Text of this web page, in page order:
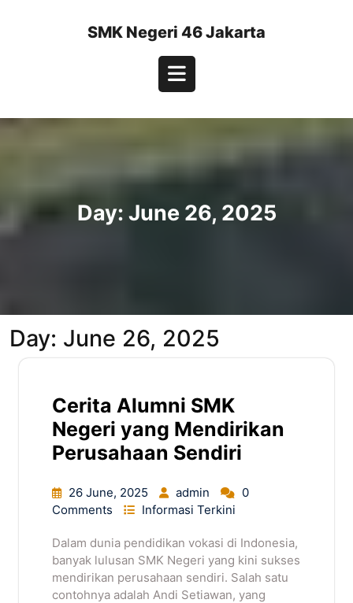
SMK Negeri 46 Jakarta
Open
Button
Day: June 26, 2025
Day: June 26, 2025
Cerita Alumni SMK
Negeri yang Mendirikan
Perusahaan Sendiri
26 June, 2025 admin
0
Comments
Informasi Terkini
Dalam dunia pendidikan vokasi di Indonesia,
banyak lulusan SMK Negeri yang kini sukses
mendirikan perusahaan sendiri. Salah satu
contohnya adalah Andi Setiawan, yang